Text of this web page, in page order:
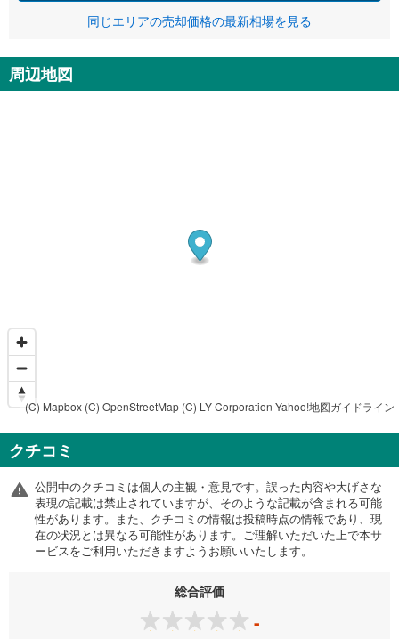
同じエリアの売却価格の最新相場を見る
周辺地図
(C) Mapbox (C) OpenStreetMap (C) LY Corporation Yahoo!地図ガイドライン
クチコミ
公開中のクチコミは個人の主観・意見です。誤った内容や大げさな
表現の記載は禁止されていますが、そのような記載が含まれる可能
性があります。また、クチコミの情報は投稿時点の情報であり、現
在の状況とは異なる可能性があります。ご理解いただいた上で本サ
ービスをご利用いただきますようお願いいたします。
総合評価
-